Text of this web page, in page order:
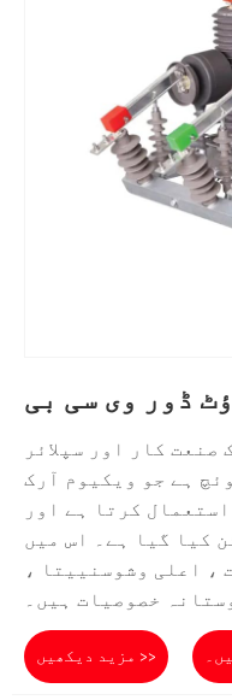
ڈور وی سی بی
کار اور سپلائر
ہے جو ویکیوم آرک
کرتا ہے اور
کیا گیا ہے۔ اس میں
، اعلی وشوسنییتا ،
خصوصیات ہیں۔
مزید دیکھیں >>